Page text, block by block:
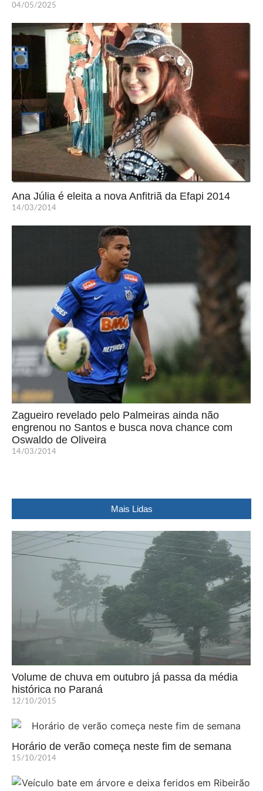
04/05/2025
Ana Júlia é eleita a nova Anfitriã da Efapi 2014
14/03/2014
Zagueiro revelado pelo Palmeiras ainda não
engrenou no Santos e busca nova chance com
Oswaldo de Oliveira
14/03/2014
Mais Lidas
Volume de chuva em outubro já passa da média
histórica no Paraná
12/10/2015
Horário de verão começa neste fim de semana
15/10/2014